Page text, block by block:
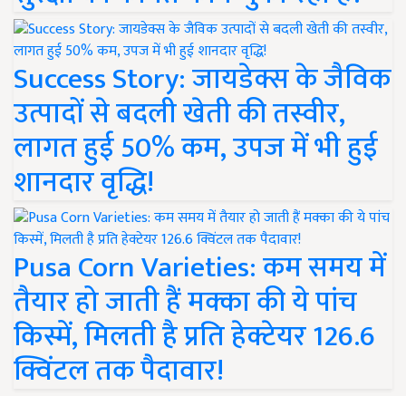
Success Story: जायडेक्स के जैविक
उत्पादों से बदली खेती की तस्वीर,
लागत हुई 50% कम, उपज में भी हुई
शानदार वृद्धि!
Pusa Corn Varieties: कम समय में
तैयार हो जाती हैं मक्का की ये पांच
किस्में, मिलती है प्रति हेक्टेयर 126.6
क्विंटल तक पैदावार!